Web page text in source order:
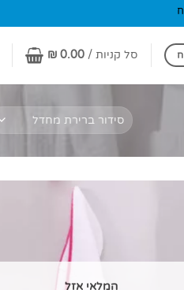
סל קניות / ₪ 0.00
המלאי אזל